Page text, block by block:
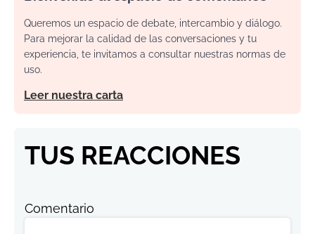
Queremos un espacio de debate, intercambio y diálogo.
Para mejorar la calidad de las conversaciones y tu
experiencia, te invitamos a consultar nuestras normas de
uso.
Leer nuestra carta
TUS REACCIONES
Comentario